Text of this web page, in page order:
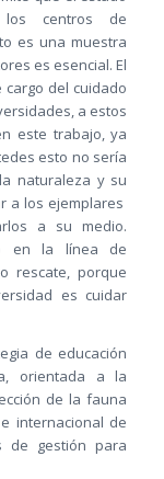
centros de
es una muestra
es esencial. El
del cuidado
a estos
este trabajo, ya
esto no sería
naturaleza y su
a los ejemplares
a su medio.
en la línea de
rescate, porque
es cuidar
de educación
orientada a la
de la fauna
internacional de
de gestión para